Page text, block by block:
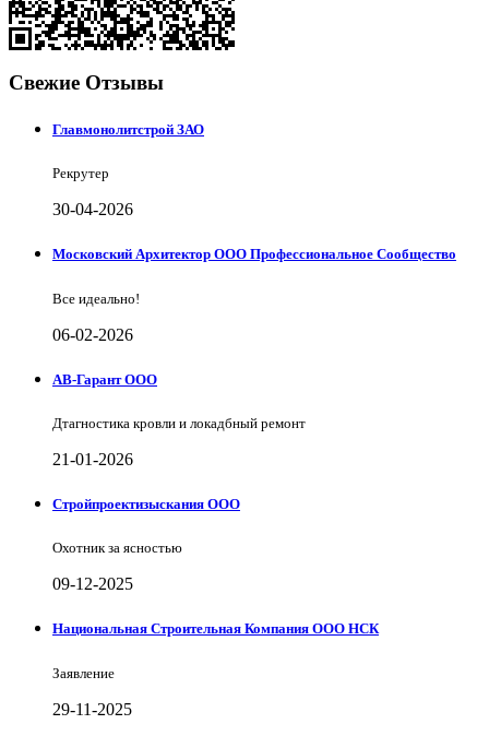
Свежие Отзывы
Главмонолитстрой ЗАО
Рекрутер
30-04-2026
Московский Архитектор ООО Профессиональное Сообщество
Все идеально!
06-02-2026
АВ-Гарант ООО
Дтагностика кровли и локадбный ремонт
21-01-2026
Стройпроектизыскания ООО
Охотник за ясностью
09-12-2025
Национальная Строительная Компания ООО НСК
Заявление
29-11-2025